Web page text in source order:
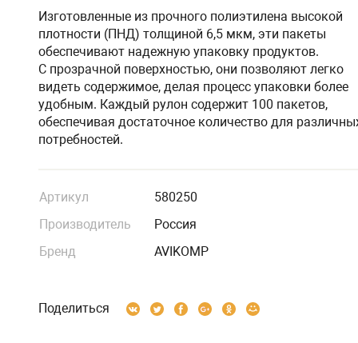
Изготовленные из прочного полиэтилена высокой
плотности (ПНД) толщиной 6,5 мкм, эти пакеты
обеспечивают надежную упаковку продуктов.
С прозрачной поверхностью, они позволяют легко
видеть содержимое, делая процесс упаковки более
удобным. Каждый рулон содержит 100 пакетов,
обеспечивая достаточное количество для
потребностей.
Артикул
580250
Производитель
Россия
Бренд
AVIKOMP
Поделиться